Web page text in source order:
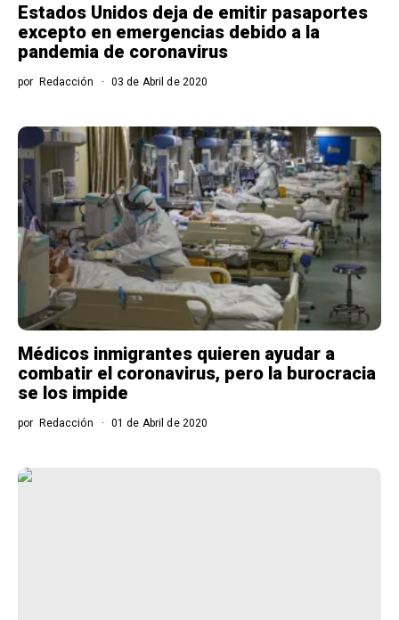
Estados Unidos deja de emitir pasaportes
excepto en emergencias debido a la
pandemia de coronavirus
por Redacción 03 de Abril de 2020
Médicos inmigrantes quieren ayudar a
combatir el coronavirus, pero la burocracia
se los impide
por Redacción 01 de Abril de 2020